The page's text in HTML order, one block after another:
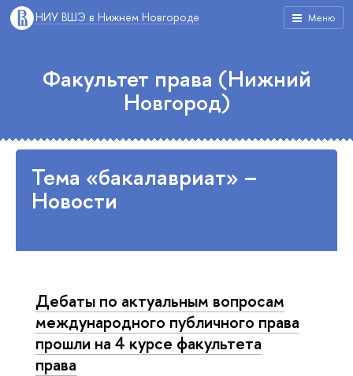
Меню
НИУ ВШЭ в Нижнем Новгороде
Факультет права (Нижний
Новгород)
Тема «бакалавриат» –
Новости
Дебаты по актуальным вопросам
международного публичного права
прошли на 4 курсе факультета
права